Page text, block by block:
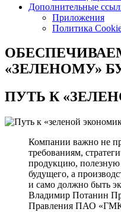
Дополнительные
Приложения
Политика
«ЗЕЛЕНОМУ»
ПУТЬ К
Компании важно не
требованиям,
продукцию, полезную
будущего, а
и само должно быть
Владимир Потанин
Правления ПАО «ГМК